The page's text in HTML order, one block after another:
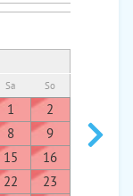
Sa So
1
2
8
9
15
16
22
23
7